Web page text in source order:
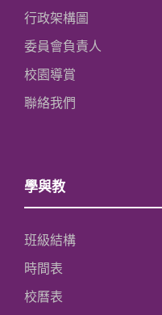
行政架構圖
委員會負責人
校園導賞
聯絡我們
學與教
班級結構
時間表
校曆表